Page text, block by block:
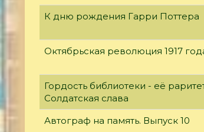
К дню рождения Гарри Поттера
Октябрьская революция 1917
Гордость библиотеки - её
Солдатская слава
Автограф на память. Выпуск 10